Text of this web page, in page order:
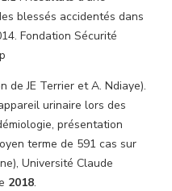
blessés accidentés dans
Fondation Sécurité
de JE Terrier et A. Ndiaye).
urinaire lors des
présentation
terme de 591 cas sur
Université Claude
2018.